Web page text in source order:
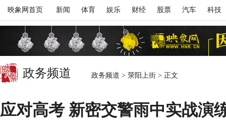
映象网首页 新闻 体育 娱乐 财经 股票 汽车 科技
政务频道 政务频道 > 荥阳上街 > 正文
应对高考 新密交警雨中实战演